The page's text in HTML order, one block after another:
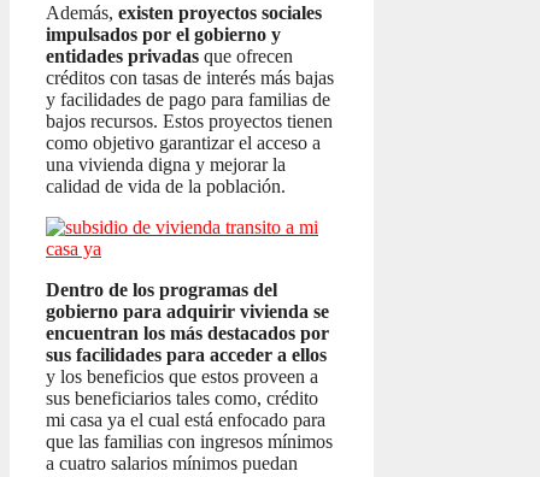
Además, existen proyectos sociales
impulsados por el gobierno y
entidades privadas que ofrecen
créditos con tasas de interés más bajas
y facilidades de pago para familias de
bajos recursos. Estos proyectos tienen
como objetivo garantizar el acceso a
una vivienda digna y mejorar la
calidad de vida de la población.
Dentro de los programas del
gobierno para adquirir vivienda se
encuentran los más destacados por
sus facilidades para acceder a ellos
y los beneficios que estos proveen a
sus beneficiarios tales como, crédito
mi casa ya el cual está enfocado para
que las familias con ingresos mínimos
a cuatro salarios mínimos puedan